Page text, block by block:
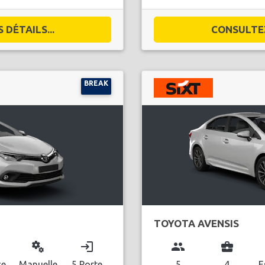
DÉTAILS...
BREAK
miscellaneous_services login
TOYOTA AVENSIS
group business_center